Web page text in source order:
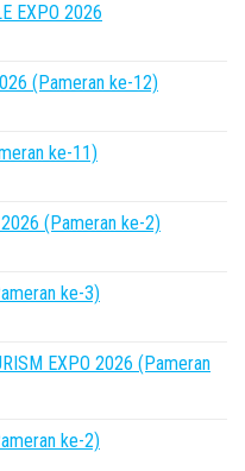
EXPO 2026
(Pameran ke-12)
ke-11)
2026 (Pameran ke-2)
ke-3)
EXPO 2026 (Pameran
ke-2)